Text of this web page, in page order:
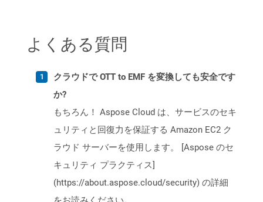
よくある質問
クラウドで OTT to EMF を変換しても安全です
か?
もちろん！ Aspose Cloud は、サービスのセキ
ュリティと回復力を保証する Amazon EC2 ク
ラウド サーバーを使用します。 [Aspose のセ
キュリティ プラクティス]
(https://about.aspose.cloud/security) の詳細